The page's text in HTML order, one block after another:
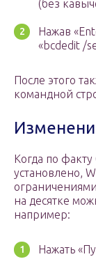
(без
Нажав
«bcdedit /
После этого
командной
Когда по
установлено,
на десятке
например:
Нажать